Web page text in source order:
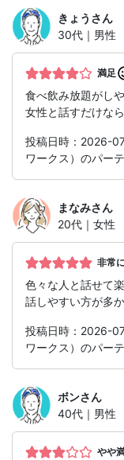
きょう さん
30代｜男性
満足
食べ飲み放題がし
女性と話すだけな
投稿日時：2026-
ワークス）のパー
まなみさん
20代｜女性
非常
色々な人と話せて
話しやすい方が多
投稿日時：2026-
ワークス）のパー
ボンさん
40代｜男性
やや